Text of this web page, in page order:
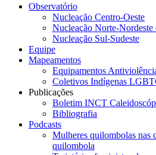
Observatório
Nucleação Centro-Oeste
Nucleação Norte-
Nucleação Sul-Sudeste
Equipe
Mapeamentos
Equipamentos
Coletivos Indígenas
Publicações
Boletim INCT
Bibliografia
Podcasts
Mulheres quilombolas nas
quilombola